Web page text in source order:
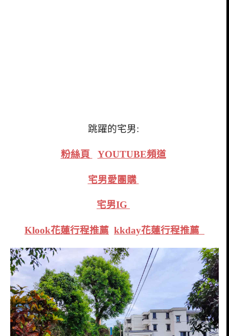
跳躍的宅男:
粉絲頁 YOUTUBE頻道
宅男愛團購
宅男IG
Klook花蓮行程推薦 kkday花蓮行程推薦